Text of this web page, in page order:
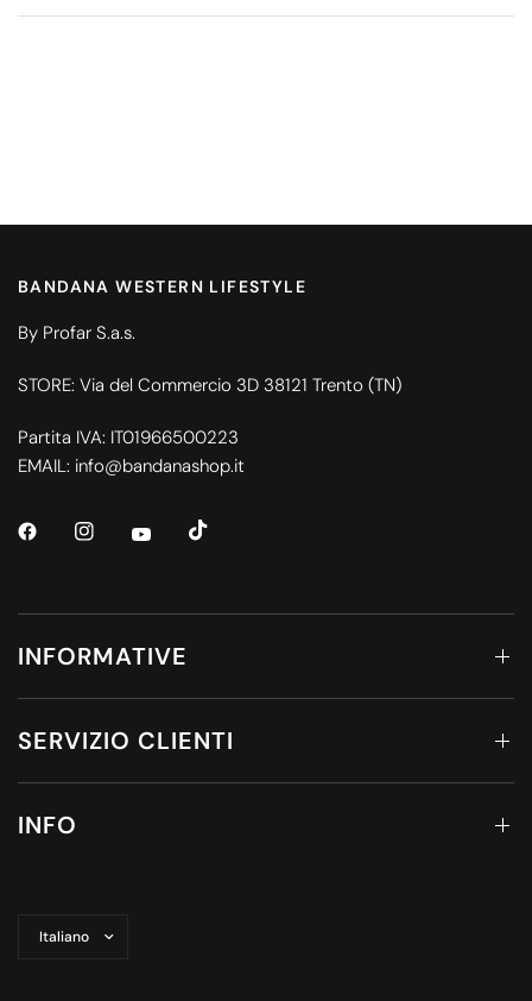
BANDANA WESTERN LIFESTYLE
By Profar S.a.s.
STORE: Via del Commercio 3D 38121 Trento (TN)
Partita IVA: IT01966500223
EMAIL: info@bandanashop.it
INFORMATIVE
SERVIZIO CLIENTI
INFO
paese/area